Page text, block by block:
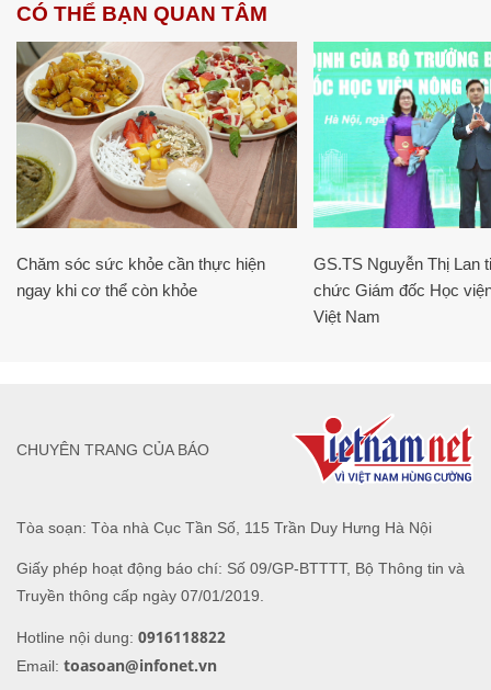
CÓ THỂ BẠN QUAN TÂM
Chăm sóc sức khỏe cần thực hiện
ngay khi cơ thể còn khỏe
GS.TS Nguyễn Thị Lan
chức Giám đốc Học
Việt Nam
Tòa soạn: Tòa nhà Cục Tần Số, 115 Trần Duy Hưng Hà Nội
Giấy phép hoạt động báo chí: Số 09/GP-BTTTT, Bộ Thông tin và
Truyền thông cấp ngày 07/01/2019.
Hotline nội dung: 0916118822
Email: toasoan@infonet.vn
CHUYÊN TRANG CỦA BÁO